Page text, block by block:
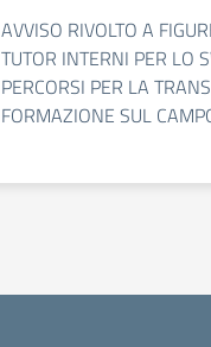
AVVISO RIVOLTO A
TUTOR INTERNI PER LO
PERCORSI PER LA
FORMAZIONE SUL